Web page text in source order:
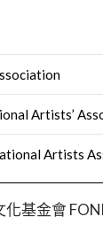
Artists’
Artists
化基金會